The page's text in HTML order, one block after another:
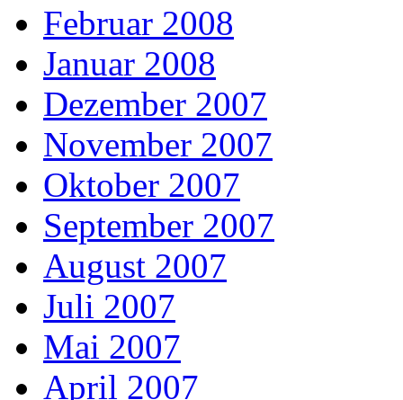
Februar 2008
Januar 2008
Dezember 2007
November 2007
Oktober 2007
September 2007
August 2007
Juli 2007
Mai 2007
April 2007